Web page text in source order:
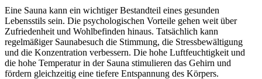
Eine Sauna kann ein wichtiger Bestandteil eines gesunden
Lebensstils sein. Die psychologischen Vorteile gehen weit über
Zufriedenheit und Wohlbefinden hinaus. Tatsächlich kann
regelmäßiger Saunabesuch die Stimmung, die Stressbewältigung
und die Konzentration verbessern. Die hohe Luftfeuchtigkeit und
die hohe Temperatur in der Sauna stimulieren das Gehirn und
fördern gleichzeitig eine tiefere Entspannung des Körpers.